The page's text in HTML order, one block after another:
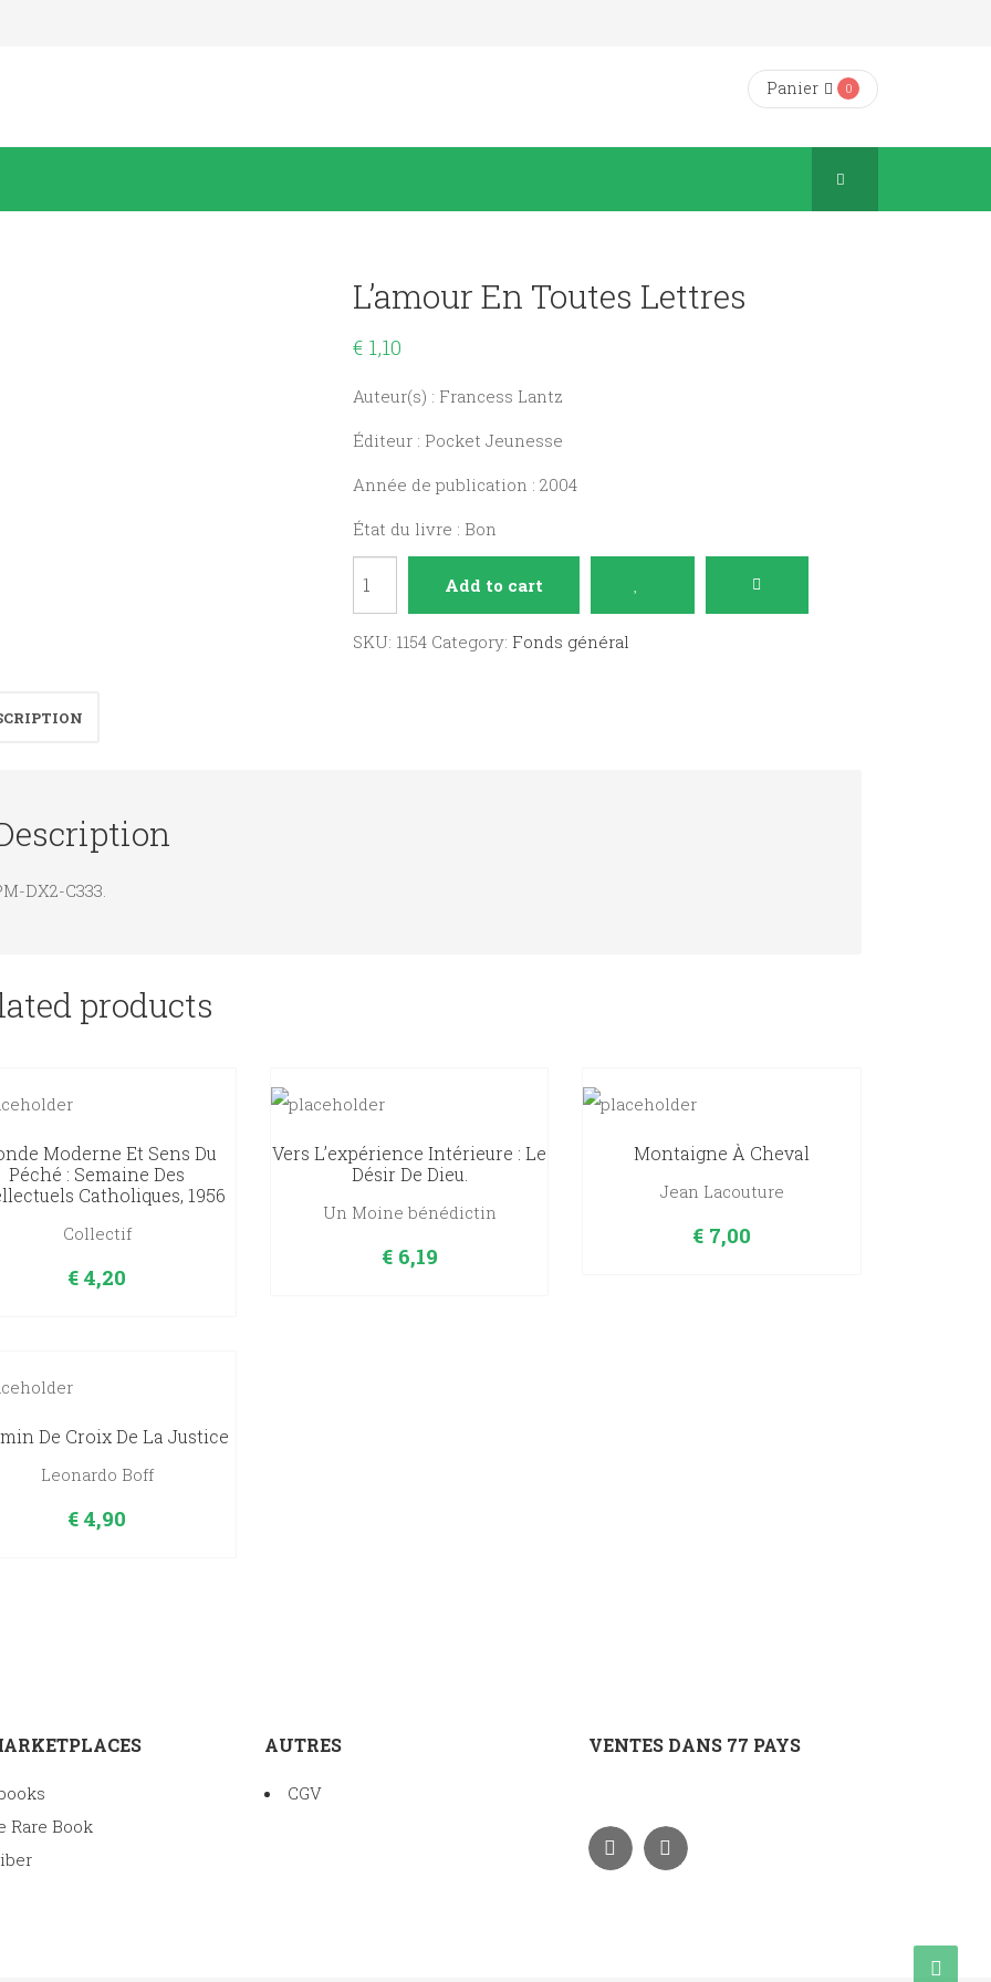
Panier 0
L’amour En Toutes Lettres
€ 1,10
Auteur(s) : Francess Lantz
Éditeur : Pocket Jeunesse
Année de publication : 2004
État du livre : Bon
toutes
Add to cart
SKU: 1154 Category: Fonds général
DX2-C333.
products
Moderne Et Sens Du
Péché : Semaine Des
Catholiques, 1956
Collectif
€ 4,20
Vers L’expérience Intérieure : Le
Désir De Dieu.
Un Moine bénédictin
€6,19
Montaigne À Cheval
Jean Lacouture
€ 7,00
De Croix De La Justice
Leonardo Boff
€ 4,90
Rare Book
AUTRES
CGV
VENTES DANS 77 PAYS